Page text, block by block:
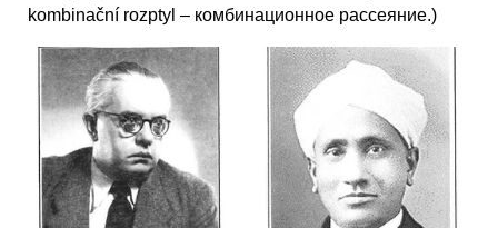
kombinační rozptyl – комбинационное рассеяние.)